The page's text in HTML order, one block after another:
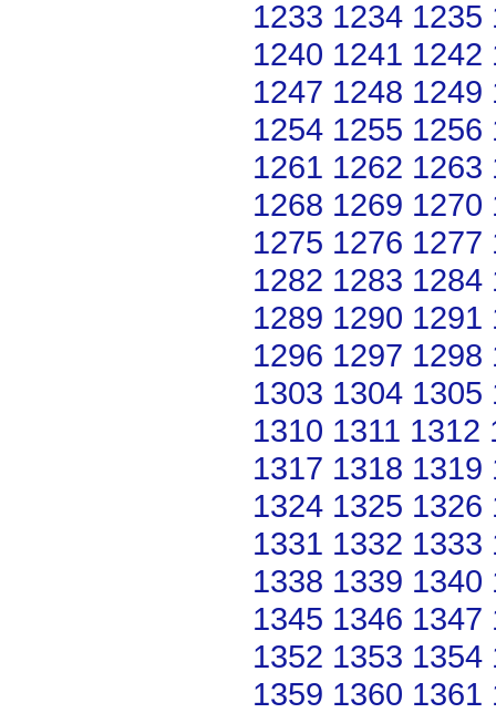
1233 1234 1235
1240 1241 1242
1247 1248 1249
1254 1255 1256
1261 1262 1263
1268 1269 1270
1275 1276 1277
1282 1283 1284
1289 1290 1291
1296 1297 1298
1303 1304 1305
1310 1311 1312
1317 1318 1319
1324 1325 1326
1331 1332 1333
1338 1339 1340
1345 1346 1347
1352 1353 1354
1359 1360 1361